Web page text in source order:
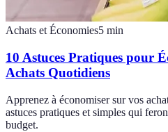
Achats et Économies5 min
10 Astuces Pratiques pour
Achats Quotidiens
Apprenez à économiser sur vos
astuces pratiques et simples qui
budget.